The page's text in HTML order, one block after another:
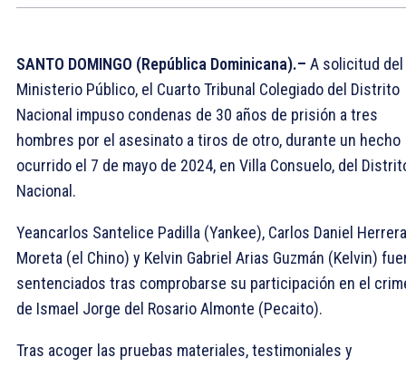
SANTO DOMINGO (República Dominicana).– A solicitud del
Ministerio Público, el Cuarto Tribunal Colegiado del Distrito
Nacional impuso condenas de 30 años de prisión a tres
hombres por el asesinato a tiros de otro, durante un hecho
ocurrido el 7 de mayo de 2024, en Villa Consuelo, del
Nacional.
Yeancarlos Santelice Padilla (Yankee), Carlos Daniel Herrera
Moreta (el Chino) y Kelvin Gabriel Arias Guzmán (Kelvin)
sentenciados tras comprobarse su participación en el
de Ismael Jorge del Rosario Almonte (Pecaito).
Tras acoger las pruebas materiales, testimoniales y